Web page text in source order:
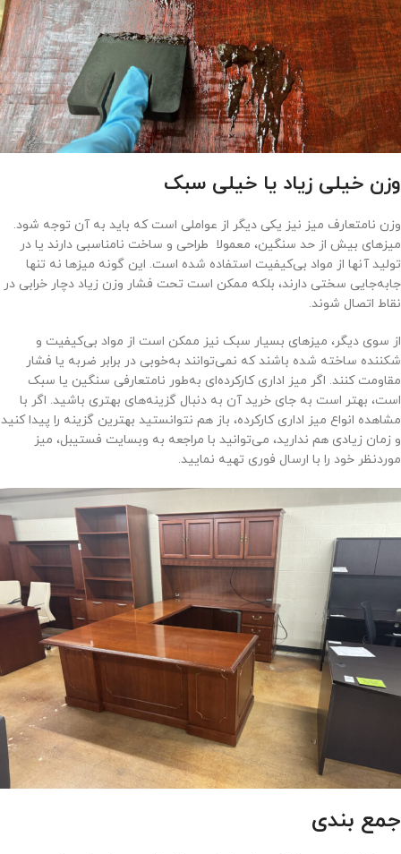
وزن خیلی زیاد یا خیلی سبک
وزن نامتعارف میز نیز یکی دیگر از عواملی است که باید به آن توجه شود.
میزهای بیش از حد سنگین، معمولا طراحی و ساخت نامناسبی دارند یا در
تولید آنها از مواد بی‌کیفیت استفاده شده است. این گونه میزها نه تنها
جابه‌جایی سختی دارند، بلکه ممکن است تحت فشار وزن زیاد دچار خرابی در
نقاط اتصال شوند.
از سوی دیگر، میزهای بسیار سبک نیز ممکن است از مواد بی‌کیفیت و
شکننده ساخته شده باشند که نمی‌توانند به‌خوبی در برابر ضربه یا فشار
مقاومت کنند. اگر میز اداری کارکرده‌ای به‌طور نامتعارفی سنگین یا سبک
است، بهتر است به جای خرید آن به دنبال گزینه‌های بهتری باشید. اگر با
مشاهده انواع میز اداری کارکرده، باز هم نتوانستید بهترین گزینه را پیدا کنید
و زمان زیادی هم ندارید، می‌توانید با مراجعه به وبسایت فستیبل، میز
موردنظر خود را با ارسال فوری تهیه نمایید.
جمع بندی